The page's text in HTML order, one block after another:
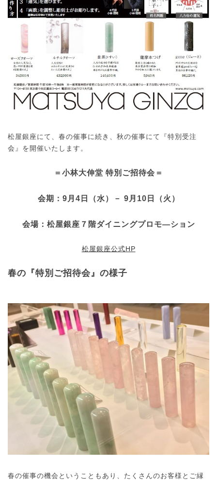
松屋銀座にて、春の催事に続き、秋の催事にて『特別受注
会』を開催いたします。
＝小林大伸堂 特別ご招待会＝
会期：9月4日（水）－ 9月10日（火）
会場：松屋銀座７階ダイニングプロモ―ション
松屋銀座公式HP
春の『特別ご招待会』の様子
春の催事の機会ということもあり、たくさんのお客様とご縁